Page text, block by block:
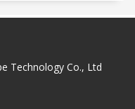
Technology Co., Ltd